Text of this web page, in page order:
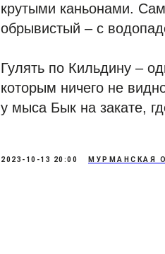
крутыми каньонами.
обрывистый – с
Гулять по Кильдину –
которым ничего не
у мыса Бык на закате,
2023-10-13 20:00 МУРМАНСКАЯ